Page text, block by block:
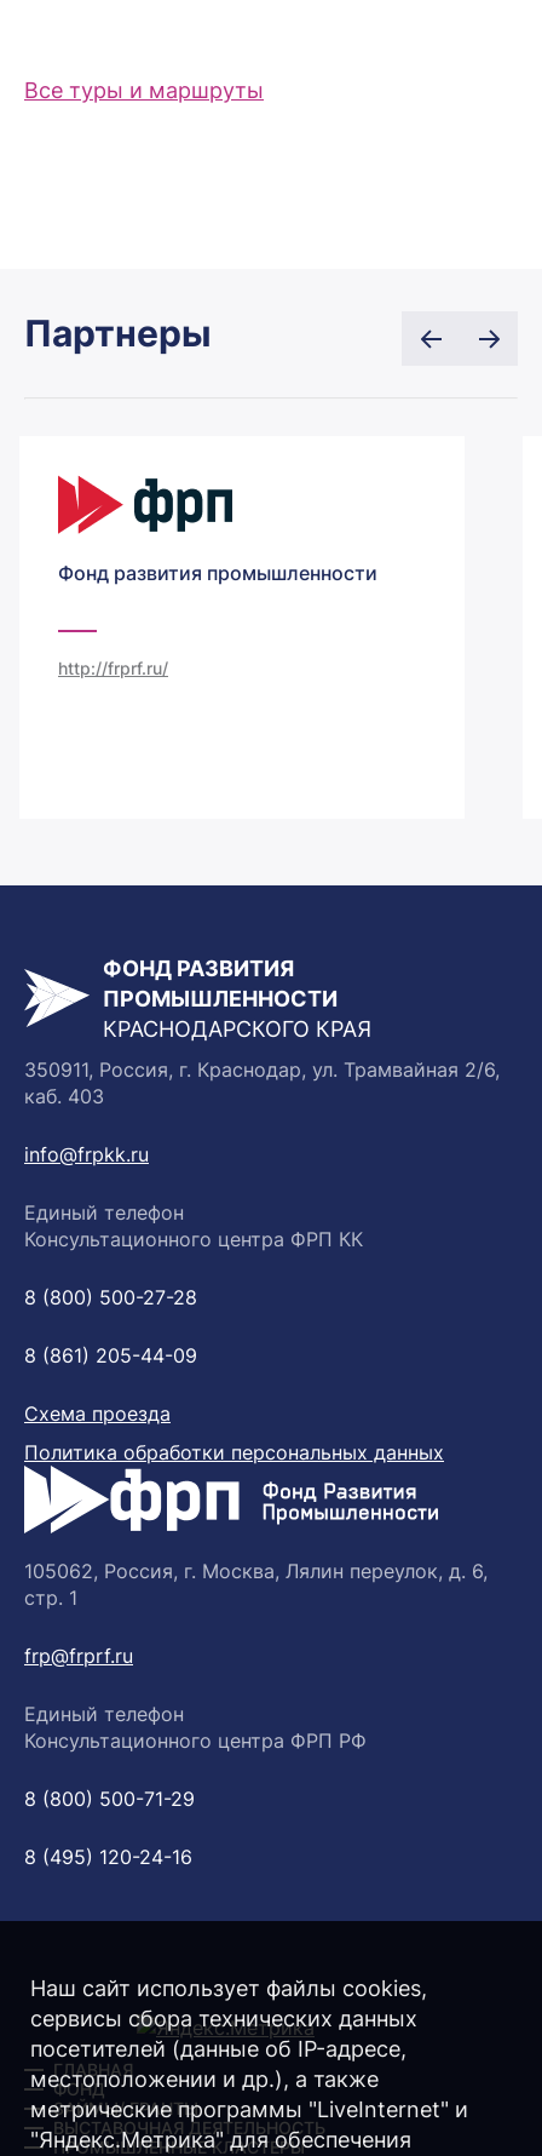
Все туры и маршруты
Партнеры
Фонд развития промышленности
http://frprf.ru/
ФОНД РАЗВИТИЯ
ПРОМЫШЛЕННОСТИ
КРАСНОДАРСКОГО КРАЯ
350911, Россия, г. Краснодар, ул. Трамвайная 2/6,
каб. 403
info@frpkk.ru
Единый телефон
Консультационного центра ФРП КК
8 (800) 500-27-28
8 (861) 205-44-09
Схема проезда
Политика обработки персональных данных
105062, Россия, г. Москва, Лялин переулок, д. 6,
стр. 1
frp@frprf.ru
Единый телефон
Консультационного центра ФРП РФ
8 (800) 500-71-29
8 (495) 120-24-16
ГЛАВНАЯ
ФОНД
ЗАЙМЫ/ ГРАНТЫ
ВЫСТАВОЧНАЯ ДЕЯТЕЛЬНОСТЬ
ПРОМЫШЛЕННЫЕ КЛАСТЕРЫ
Наш сайт использует файлы cookies,
сервисы сбора технических данных
посетителей (данные об IP-адресе,
местоположении и др.), а также
метрические программы "LiveInternet" и
"Яндекс.Метрика" для обеспечения